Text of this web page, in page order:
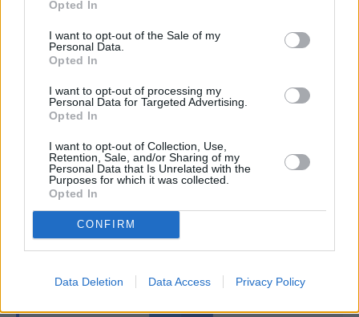
Opted In
I want to opt-out of the Sale of my
Personal Data.
Opted In
I want to opt-out of processing my
Personal Data for Targeted Advertising.
Opted In
I want to opt-out of Collection, Use,
Retention, Sale, and/or Sharing of my
Personal Data that Is Unrelated with the
Purposes for which it was collected.
Opted In
CONFIRM
Data Deletion Data Access Privacy Policy
καταιγίδες
Τραγωδία: Εντοπίστηκε απανθρακωμένη
σορός ηλικιωμένου μετά από φωτιά σε σπίτι
TAGS:
ΡΕΝΙΑ ΛΟΥΙΖΙΔΟΥ